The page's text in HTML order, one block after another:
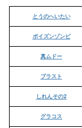
とうのへいたい
ポイズンゾンビ
真ムドー
ブラスト
しれんその2
グラコス